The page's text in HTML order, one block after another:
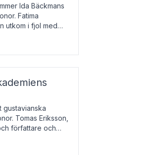
Ida Bäckmans
Fatima
utkom i fjol med
gustavianska
Tomas Eriksson,
författare och